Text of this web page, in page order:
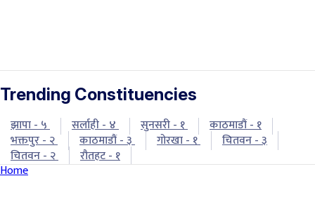
Trending Constituencies
झापा - ५ सर्लाही - ४ सुनसरी - १
काठमाडौं - १
भक्तपुर - २
काठमाडौं - ३ गोरखा - १
चितवन - ३
चितवन - २
रौतहट - १
Home